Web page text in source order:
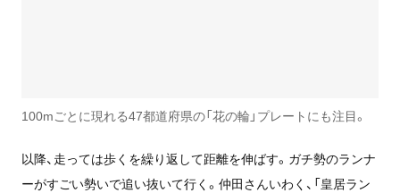
100mごとに現れる47都道府県の「花の輪」プレートにも注目。
以降、走っては歩くを繰り返して距離を伸ばす。ガチ勢のランナ
ーがすごい勢いで追い抜いて行く。仲田さんいわく、「皇居ラン